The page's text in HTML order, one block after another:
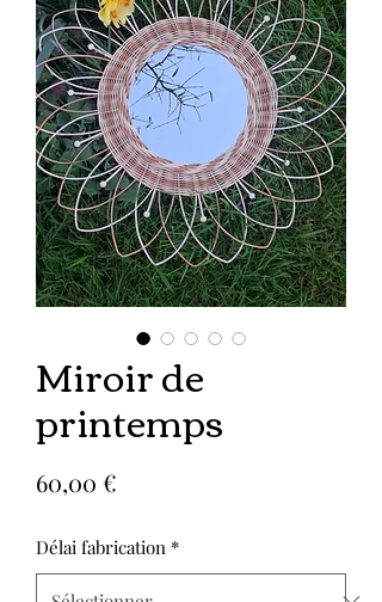
Miroir de
printemps
60,00 €
Délai fabrication *